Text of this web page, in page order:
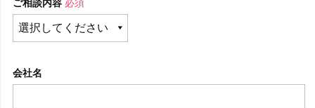
ご相談内容 必須
会社名